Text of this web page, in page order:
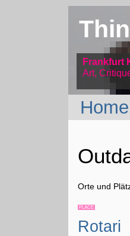
Frankfurt
Art,
Home
Orte und
PLACE
Rotari